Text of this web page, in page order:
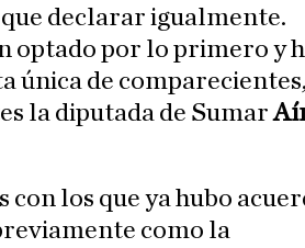
declarar igualmente.
optado por lo primero y
única de comparecientes,
la diputada de Sumar
los que ya hubo
como la